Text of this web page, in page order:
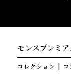
モレスプレミア
コレクション コ